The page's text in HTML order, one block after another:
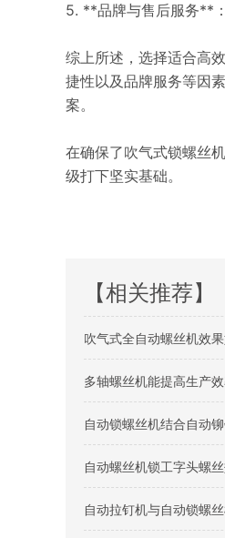
5. **品牌与售后服务**
综上所述，选择适合高
捷性以及品牌服务等因
案。
在确保了吹气式锁螺丝
级打下坚实基础。
【相关推荐】
吹气式全自动螺丝机效
多轴螺丝机能提高生产
自动锁螺丝机结合自动
自动螺丝机锁工字头螺
自动拉钉机与自动锁螺